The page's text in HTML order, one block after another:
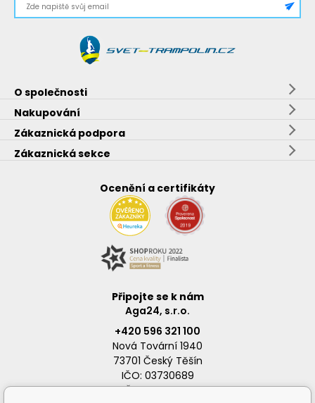
O společnosti
Nakupování
Zákaznická podpora
Zákaznická sekce
Ocenění a certifikáty
Připojte se k nám
Aga24, s.r.o.
+420 596 321 100
Nová Tovární 1940
73701 Český Těšín
IČO: 03730689
DIČ: CZ03730689